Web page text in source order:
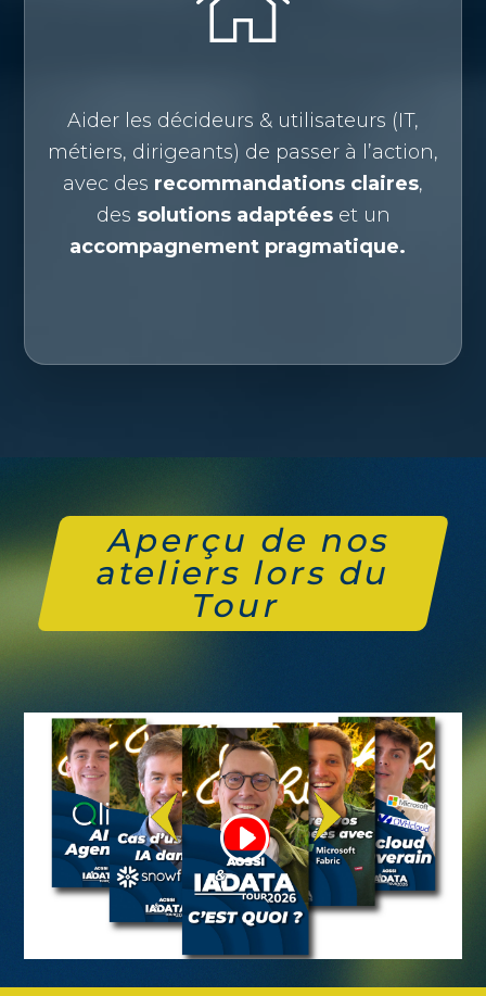
Aider les décideurs & utilisateurs (IT,
métiers, dirigeants) de passer à l’action,
avec des recommandations claires,
des solutions adaptéeset un
accompagnement pragmatique.
Aperçu de nos
ateliers lors du
Tour